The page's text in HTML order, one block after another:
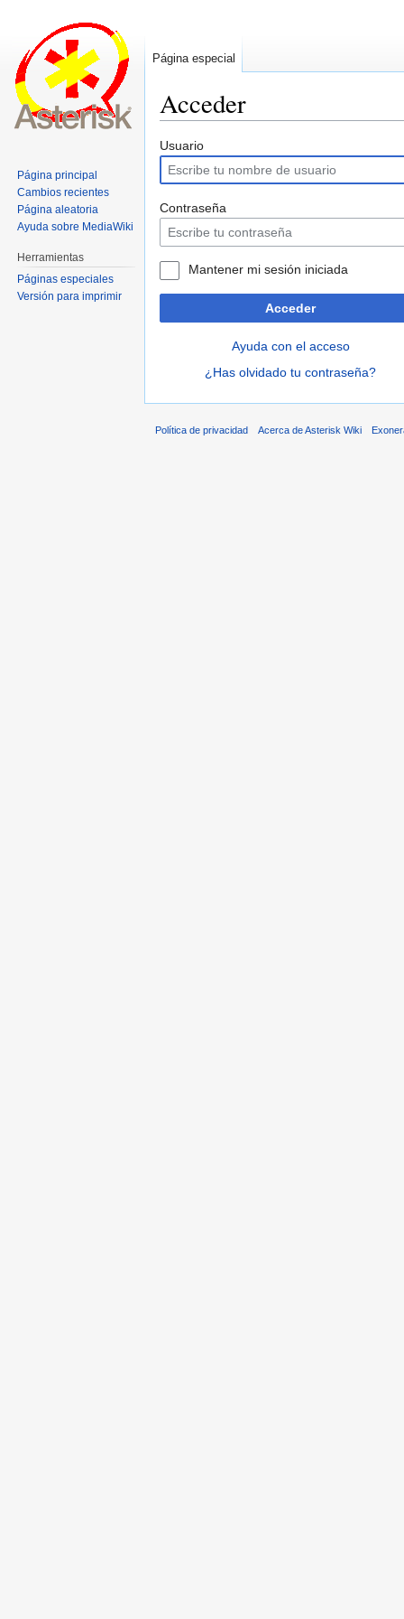
Acceder
Ir
la
navegación
Ir
la
búsqueda
Usuario
Contraseña
Mantener mi sesión iniciada
Acceder
Ayuda con el acceso
¿Has olvidado tu contraseña?
Página especial
Página principal
Cambios recientes
Página aleatoria
Ayuda sobre MediaWiki
Herramientas
Páginas especiales
Versión para imprimir
Política de privacidad Acerca de Asterisk Wiki